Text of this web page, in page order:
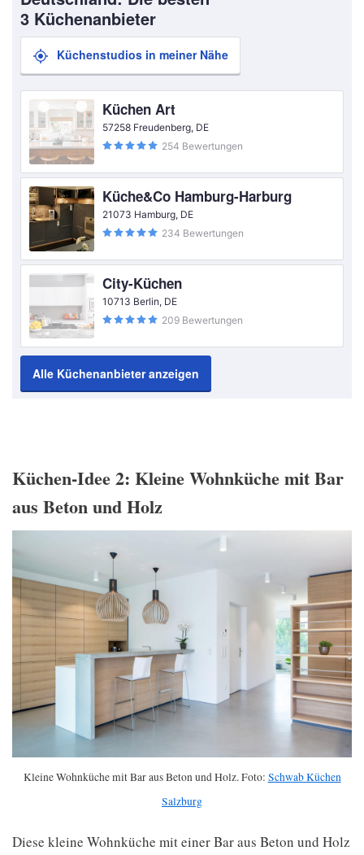
3 Küchenanbieter
Küchenstudios in meiner Nähe
Küchen Art
57258 Freudenberg, DE
254 Bewertungen
Küche&Co Hamburg-Harburg
21073 Hamburg, DE
234 Bewertungen
City-Küchen
10713 Berlin, DE
209 Bewertungen
Alle Küchenanbieter anzeigen
Küchen-Idee 2: Kleine Wohnküche mit Bar
aus Beton und Holz
Kleine Wohnküche mit Bar aus Beton und Holz. Foto: Schwab Küchen
Salzburg
Diese kleine Wohnküche mit einer Bar aus Beton und Holz